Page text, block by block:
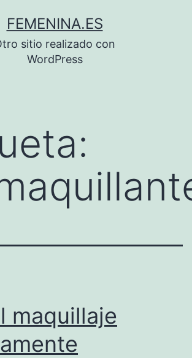
FEMENINA.ES
sitio realizado con
WordPress
maquillaje